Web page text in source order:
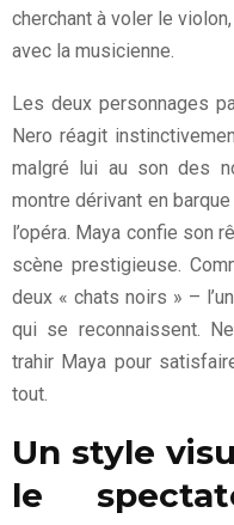
cherchant à voler le
avec la musicienne.
Les deux personnages
Nero réagit
malgré lui au son des
montre dérivant en
l’opéra. Maya confie son
scène prestigieuse.
deux « chats noirs » –
qui se reconnaissent.
trahir Maya pour
tout.
Un style
le